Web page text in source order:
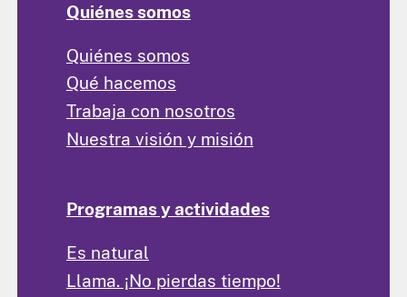
Quiénes somos
Quiénes somos
Qué hacemos
Trabaja con nosotros
Nuestra visión y misión
Programas y actividades
Es natural
Llama. ¡No pierdas tiempo!